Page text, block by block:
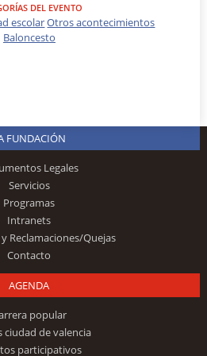
DEL EVENTO
escolarOtros acontecimientos
Baloncesto
FUNDACIÓN
Legales
Servicios
Programas
Intranets
Reclamaciones/Quejas
Contacto
AGENDA
popular
ciudad de valencia
participativos